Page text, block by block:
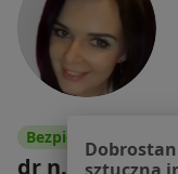
Bezpieczne płatności
dr n. med.